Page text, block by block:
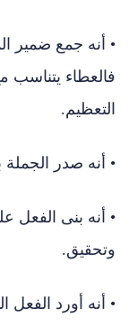
• أنه جمع ضمير
فالعطاء يتناسب
التعظيم.
• أنه صدر
• أنه بنى الفعل
وتحقيق.
• أنه أورد الفعل